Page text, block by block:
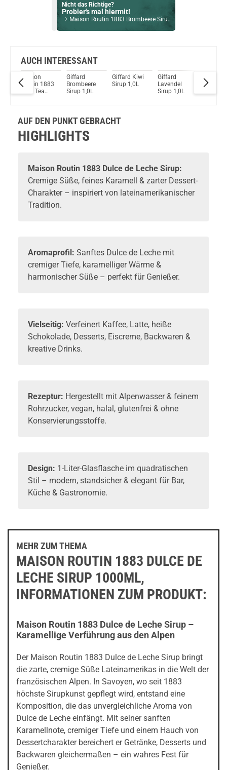
Nicht das Richtige?
Probier's mal hiermit!
Maison Routin 1883 Brombeere Sirup 1000ml
Dictador 12 Years Icon Reserve Rum 40% Vol. 700ml
Du willst Kröten sparen?
Schau mal hier!
Teslacigs Q 2,0ml 900mAh Pod System Kit Silber
AUCH INTERESSANT
Maison
Routin 1883
Chai Tea
Giffard
Brombeere
Sirup 1,0L
Giffard Kiwi
Sirup 1,0L
Giffard
Lavendel
Sirup 1,0L
Monin
Vanille
AUF DEN PUNKT GEBRACHT
HIGHLIGHTS
Maison Routin 1883 Dulce de Leche Sirup:
Cremige Süße, feines Karamell & zarter Dessert-
Charakter – inspiriert von lateinamerikanischer
Tradition.
Aromaprofil: Sanftes Dulce de Leche mit
cremiger Tiefe, karamelliger Wärme &
harmonischer Süße – perfekt für Genießer.
Vielseitig: Verfeinert Kaffee, Latte, heiße
Schokolade, Desserts, Eiscreme, Backwaren &
kreative Drinks.
Rezeptur: Hergestellt mit Alpenwasser & feinem
Rohrzucker, vegan, halal, glutenfrei & ohne
Konservierungsstoffe.
Design: 1-Liter-Glasflasche im quadratischen
Stil – modern, standsicher & elegant für Bar,
Küche & Gastronomie.
MEHR ZUM THEMA
MAISON ROUTIN 1883 DULCE DE
LECHE SIRUP 1000ML,
INFORMATIONEN ZUM PRODUKT:
Maison Routin 1883 Dulce de Leche Sirup –
Karamellige Verführung aus den Alpen
Der Maison Routin 1883 Dulce de Leche Sirup bringt
die zarte, cremige Süße Lateinamerikas in die Welt der
französischen Alpen. In Savoyen, wo seit 1883
höchste Sirupkunst gepflegt wird, entstand eine
Komposition, die das unvergleichliche Aroma von
Dulce de Leche einfängt. Mit seiner sanften
Karamellnote, cremiger Tiefe und einem Hauch von
Dessertcharakter bereichert er Getränke, Desserts und
Backwaren gleichermaßen – ein wahres Fest für
Genießer.